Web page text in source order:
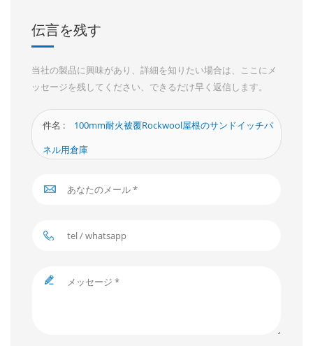
伝言を残す
当社の製品に興味があり、詳細を知りたい場合は、ここにメ
ッセージを残してください、できるだけ早く返信します。
件名 :
100mm耐火被覆Rockwool屋根のサンドイッチパ
ネル用倉庫